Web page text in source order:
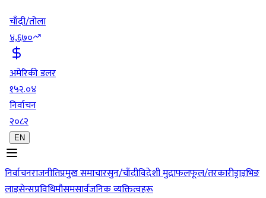
चाँदी/तोला
४,६७०
अमेरिकी डलर
१५२.०४
निर्वाचन
२०८२
EN
निर्वाचनराजनीतिप्रमुख समाचारसुन/चाँदीविदेशी मुद्राफलफूल/तरकारीड्राइभिङ
लाइसेन्सप्रविधिमौसमसार्वजनिक व्यक्तित्वहरू